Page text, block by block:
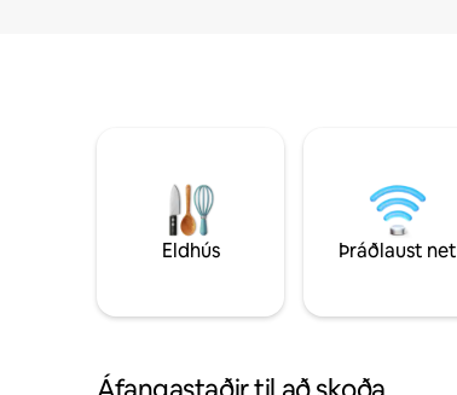
Eldhús Þráðlaust net